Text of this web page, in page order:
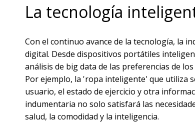
La tecnología
Con el continuo avance de la tecnología, la
digital. Desde dispositivos portátiles
análisis de big data de las preferencias de
Por ejemplo, la 'ropa inteligente' que utiliza
usuario, el estado de ejercicio y otra
indumentaria no solo satisfará las
salud, la comodidad y la inteligencia.